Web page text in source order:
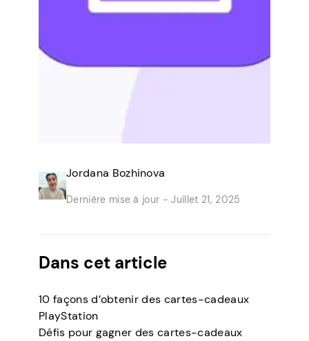
Jordana Bozhinova
Dernière mise à jour - Juillet 21, 2025
Dans cet article
10 façons d’obtenir des cartes-cadeaux
PlayStation
Défis pour gagner des cartes-cadeaux